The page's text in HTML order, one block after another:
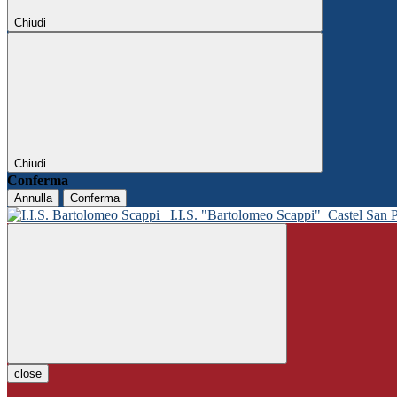
Chiudi
Chiudi
Conferma
Annulla Conferma
I.I.S. "Bartolomeo Scappi" Castel San
close